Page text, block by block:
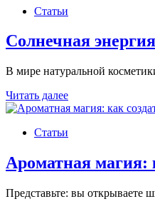
опасны
летом
Статьи
Солнечная
В мире натуральной
Читать далееСолнечная
энергия
солевой
скраб
маслом
Статьи
Ароматная магия:
Представьте: вы открываете